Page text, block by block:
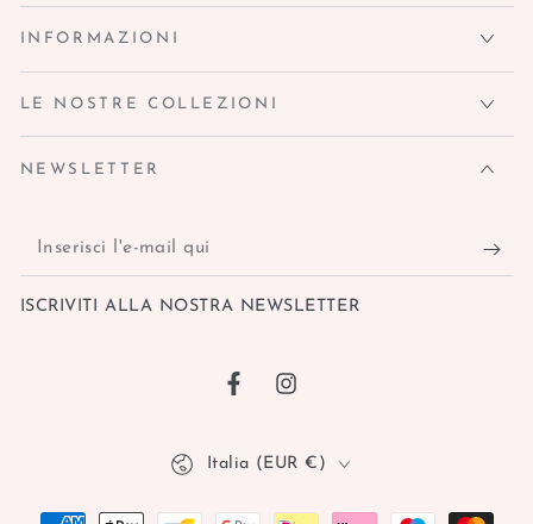
INFORMAZIONI
LE NOSTRE COLLEZIONI
NEWSLETTER
Inserisci
l'e-
ISCRIVITI ALLA NOSTRA NEWSLETTER
FacebookInstagram
geografica
Italia (EUR €)